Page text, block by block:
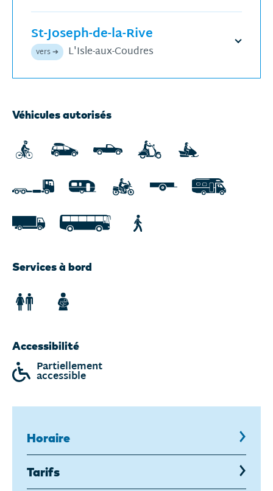
St-Joseph-de-la-Rive
vers ➔ L'Isle-aux-Coudres
Ouvrir
Prochains
pour
le
jeudi,
2026
Véhicules autorisés
Services à bord
Accessibilité
Partiellement
accessible
Horaire
,
page
courante
Tarifs